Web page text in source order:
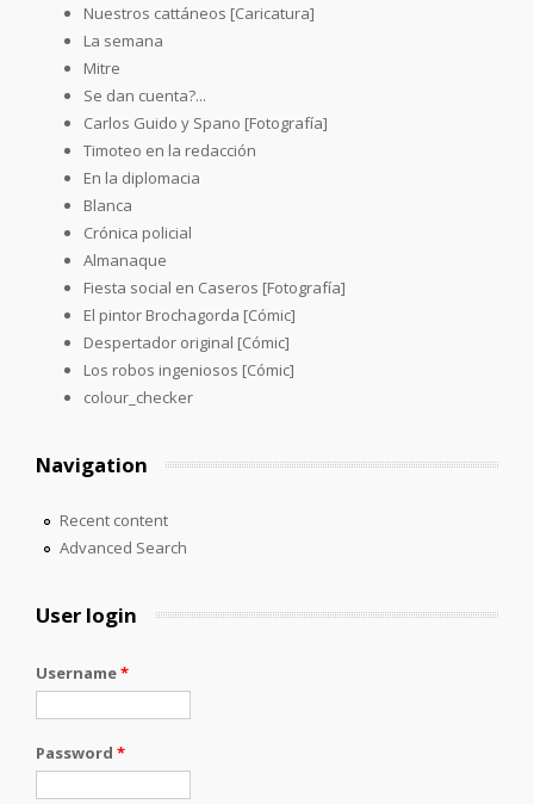
Nuestros cattáneos [Caricatura]
La semana
Mitre
Se dan cuenta?...
Carlos Guido y Spano [Fotografía]
Timoteo en la redacción
En la diplomacia
Blanca
Crónica policial
Almanaque
Fiesta social en Caseros [Fotografía]
El pintor Brochagorda [Cómic]
Despertador original [Cómic]
Los robos ingeniosos [Cómic]
colour_checker
Navigation
Recent content
Advanced Search
User login
Username*
Password *